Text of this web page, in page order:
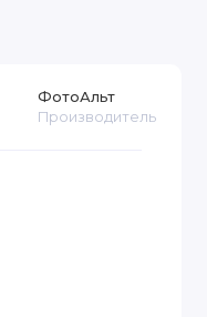
ФотоАльт
Производитель